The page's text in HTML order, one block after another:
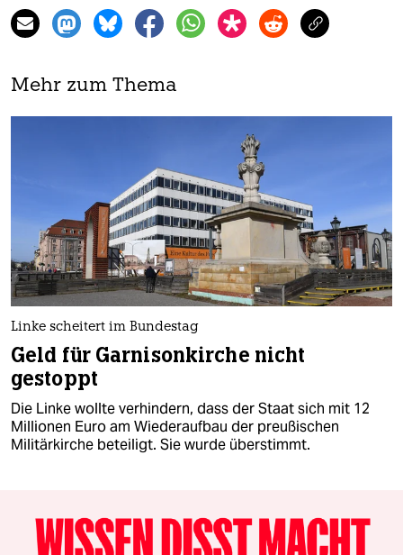
Mehr zum Thema
Linke scheitert im Bundestag
Geld für Garnisonkirche nicht
gestoppt
Die Linke wollte verhindern, dass der Staat sich mit 12
Millionen Euro am Wiederaufbau der preußischen
Militärkirche beteiligt. Sie wurde überstimmt.